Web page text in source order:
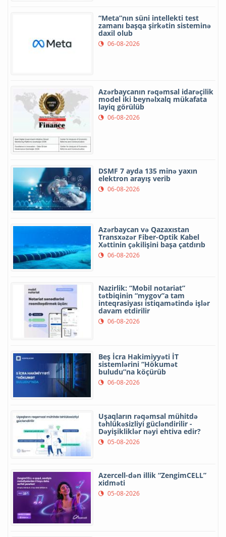
“Meta”nın süni intellekti test
zamanı başqa şirkətin sisteminə
daxil olub
06-08-2026
Azərbaycanın rəqəmsal idarəçilik
model iki beynəlxalq mükafata
layiq görülüb
06-08-2026
DSMF 7 ayda 135 minə yaxın
elektron arayış verib
06-08-2026
Azərbaycan və Qazaxıstan
Transxəzər Fiber-Optik Kabel
Xəttinin çəkilişini başa çatdırıb
06-08-2026
Nazirlik: “Mobil notariat”
tətbiqinin “mygov”a tam
inteqrasiyası istiqamətində işlər
davam etdirilir
06-08-2026
Beş İcra Hakimiyyəti İT
sistemlərini “Hökumət
buludu”na köçürüb
06-08-2026
Uşaqların rəqəmsal mühitdə
təhlükəsizliyi gücləndirilir -
Dəyişikliklər nəyi ehtiva edir?
05-08-2026
Azercell-dən illik “ZengimCELL”
xidməti
05-08-2026